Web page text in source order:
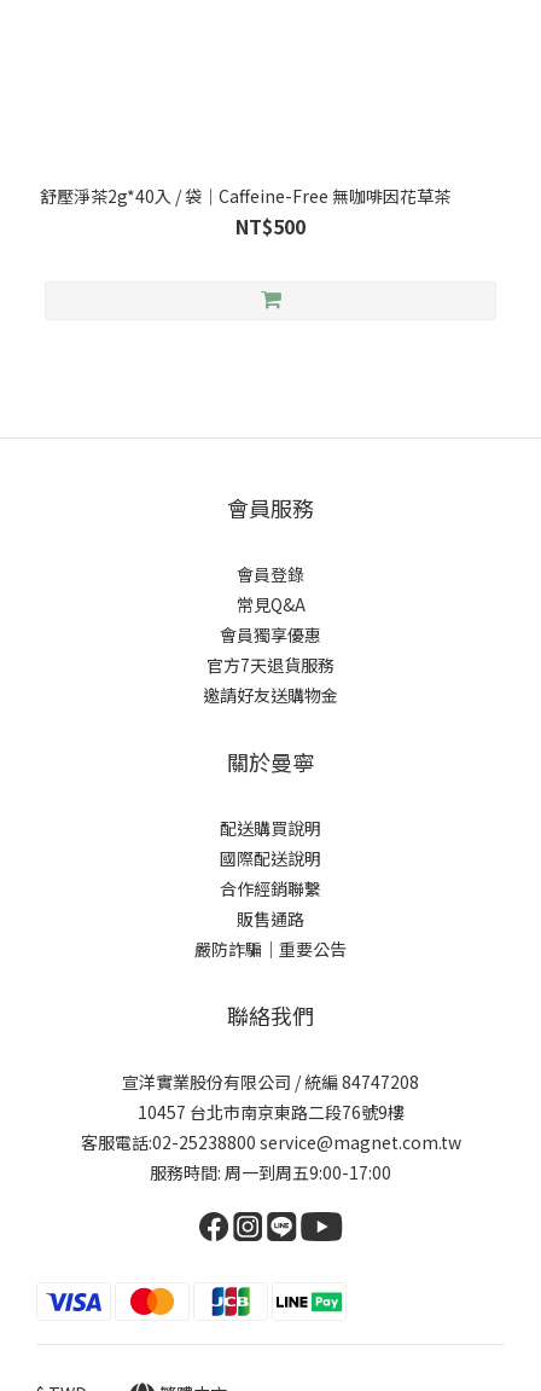
舒壓淨茶2g*40入 / 袋｜Caffeine-Free 無咖啡因花草茶
NT$500
會員服務
會員登錄
常見Q&A
會員獨享優惠
官方7天退貨服務
邀請好友送購物金
關於曼寧
配送購買說明
國際配送說明
合作經銷聯繫
販售通路
嚴防詐騙｜重要公告
聯絡我們
宣洋實業股份有限公司 / 統編 84747208
10457 台北市南京東路二段76號9樓
客服電話:02-25238800 service@magnet.com.tw
服務時間: 周一到周五9:00-17:00